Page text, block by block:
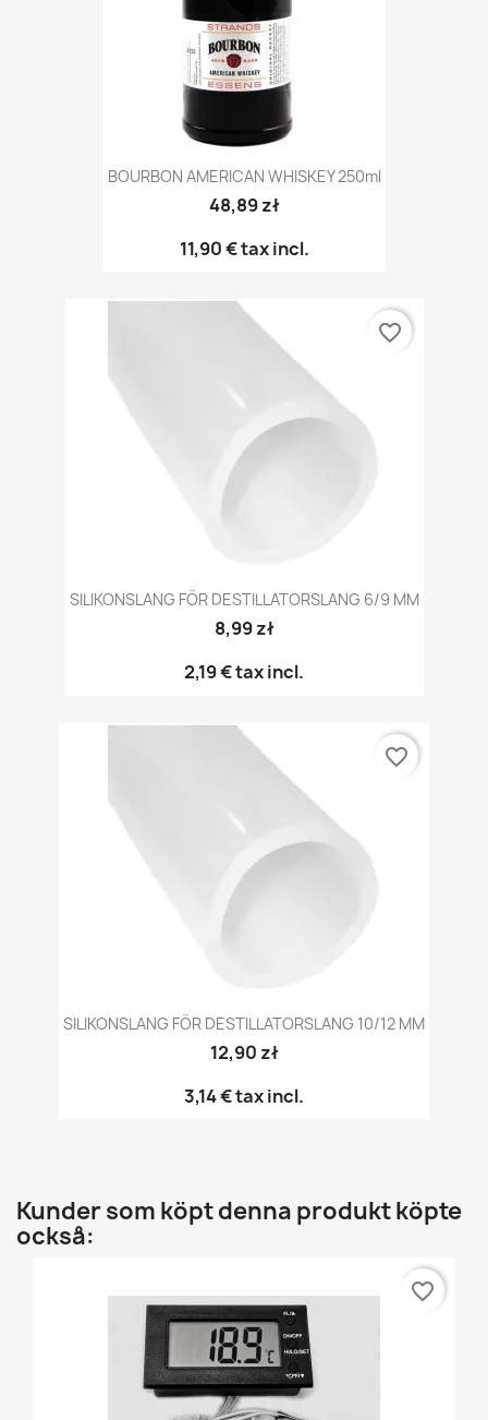
BOURBON AMERICAN WHISKEY 250ml
48,89 zł
11,90 €tax incl.
SILIKONSLANG FÖR DESTILLATORSLANG 6/9 MM
8,99 zł
2,19 €tax incl.
favorite_border
SILIKONSLANG FÖR DESTILLATORSLANG 10/12 MM
12,90 zł
3,14 €tax incl.
favorite_border
Kunder som köpt denna produkt köpte
också:
favorite_border